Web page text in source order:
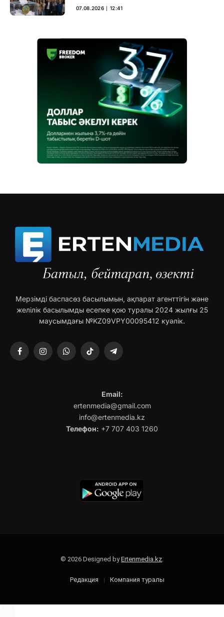
07.08.2026 ∣ 12:41
Мерзімді баспасөз басылымын, ақпарат агенттігін және
желілік басылымды есепке қою туралы 2024 жылғы 25
маусымдағы №KZ09VPY00095412 куәлік.
FacebookInstagramWhatsAppTikTok Telegram
Email:
ertenmedia@gmail.com
info@ertenmedia.kz
Телефон: +7 707 403 1260
© 2026 Designed byErtenmedia.kz.
Редакция Компания туралы